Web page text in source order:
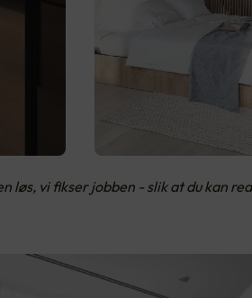
vi fikser jobben - slik at du kan